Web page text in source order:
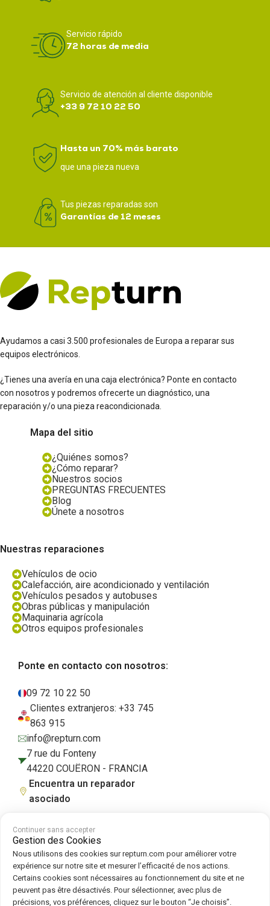
Servicio rápido
72 horas de media
Servicio de atención al cliente disponible
+33 9 72 10 22 50
Hasta un 70% más barato
que una pieza nueva
Tus piezas reparadas son
Garantías de 12 meses
Ayudamos a casi 3.500 profesionales de Europa a reparar sus
equipos electrónicos.
¿Tienes una avería en una caja electrónica? Ponte en contacto
con nosotros y podremos ofrecerte un diagnóstico, una
reparación y/o una pieza reacondicionada.
Mapa del sitio
¿Quiénes somos?
¿Cómo reparar?
Nuestros socios
PREGUNTAS FRECUENTES
Blog
Únete a nosotros
Nuestras reparaciones
Vehículos de ocio
Calefacción, aire acondicionado y ventilación
Vehículos pesados y autobuses
Obras públicas y manipulación
Maquinaria agrícola
Otros equipos profesionales
Ponte en contacto con nosotros:
09 72 10 22 50
Clientes extranjeros: +33 745
863 915
info@repturn.com
7 rue du Fonteny
44220 COUËRON - FRANCIA
Encuentra un reparador
asociado
Condiciones generales de venta Aviso legal Política de privacidad
Cookies|Política de cookies
Síguenos en :
Continuer sans accepter
Gestion des Cookies
Nous utilisons des cookies sur repturn.com pour améliorer votre
expérience sur notre site et mesurer l’efficacité de nos actions.
Certains cookies sont nécessaires au fonctionnement du site et ne
peuvent pas être désactivés. Pour sélectionner, avec plus de
précisions, vos préférences, cliquez sur le bouton “Je choisis”.